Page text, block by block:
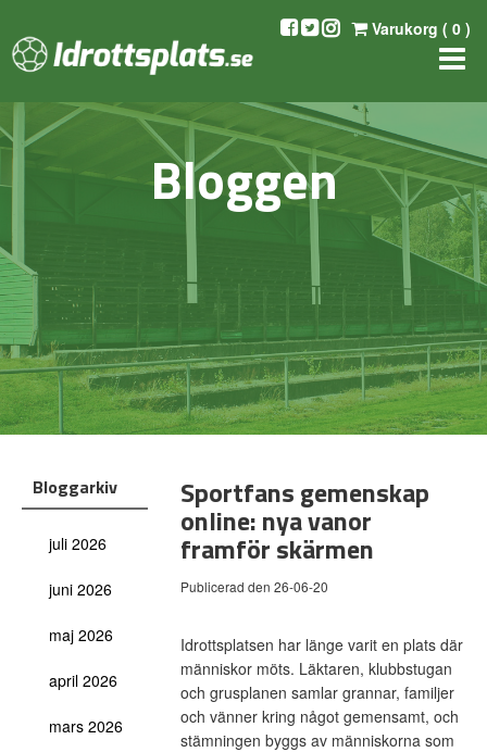
Varukorg ( 0 )
Bloggen
Bloggarkiv
juli 2026
juni 2026
maj 2026
april 2026
mars 2026
Sportfans gemenskap
online: nya vanor
framför skärmen
Publicerad den 26-06-20
Idrottsplatsen har länge varit en plats där
människor möts. Läktaren, klubbstugan
och grusplanen samlar grannar, familjer
och vänner kring något gemensamt, och
stämningen byggs av människorna som